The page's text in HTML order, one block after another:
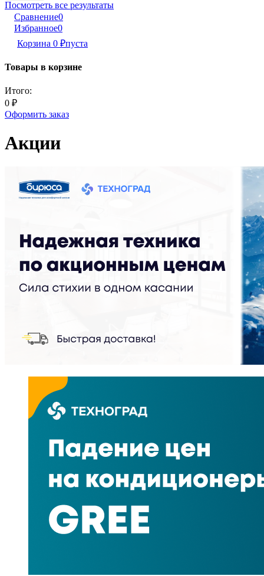
Посмотреть все результаты
Сравнение0
Избранное0
Корзина 0 ₽пуста
Товары в корзине
Итого:
0 ₽
Оформить заказ
Акции​